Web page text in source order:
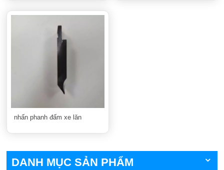
nhấn phanh đấm xe lăn
DANH MỤC SẢN PHẨM